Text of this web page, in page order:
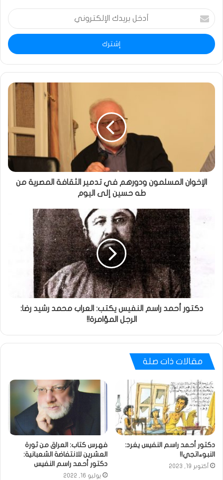
أدخل
بريدك
الإلكتروني
الإخوان المسلمون ودورهم في تدمير الثقافة المصرية من
طه حسين إلى اليوم
دكتور أحمد راسم النفيس يكتب: العراب محمد رشيد رضا:
الرجل المؤامرة!!
مقالات ذات صلة
دكتور أحمد راسم النفيس يغرد:
النبوءاتجي!!
أكتوبر 19, 2023
فهرس كتاب: العراق من ثورة
العشرين للانتفاضة الشعبانية:
دكتور أحمد راسم النفيس
يوليو 16, 2022